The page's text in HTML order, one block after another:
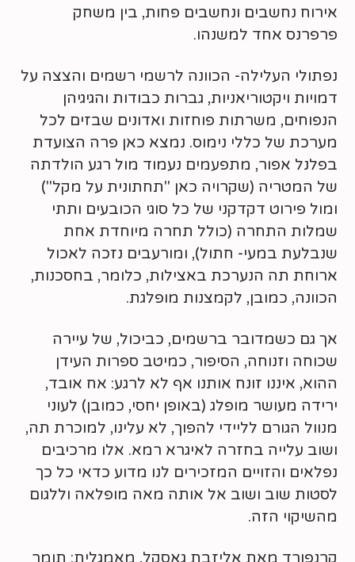
אירוח נחשבים ונחשבים פחות, בין משחק
פרפרנס אחד למשנהו.
נפתולי העלילה- הכוונה לרשמי רשמים והצצה על
דמויות ויקטוריאניות, גברות כבודות והגיגיהן
הנפוחים, משרתות פוחזות ואדונים שבזים לכל
מערכת של כללי נימוס. נמצא כאן פרה הצועדת
בפלנל אפור, מתפעמים נעמוד מול רגע הולדתה
של המטריה (שקרויה כאן "תחתונית על מקל")
ומול פירוט דקדקני של כל סוגי הכובעים ותתי
שמלות התחרה (כולל תחרה מיוחדת אחת
שנבלעת במעי- חתול), ומורעבים נזכה לאכול
ארוחת תה הנערכת באצילות, כלומר, בחסכנות,
הכוונה, כמובן, לקמצנות מופלגת.
אך גם כשמדובר ברשמים, כביכול, של עיירה
שכוחה וזנוחה, הסיפור, כמיטב ספרות העידן
ההוא, איננו זונח אותנו אף לא לרגע: אח אובד,
ירידה מעושר מופלג (באופן יחסי, כמובן) לעוני
מנוול הגורם לליידי להפוך, לא עלינו, למוכרת תה,
ושוב עלייה בחזרה לאיגרא רמא. אלו מרכיבים
נפלאים והזויים המזכירים לנו מדוע כדאי כל כך
לסטות שוב ושוב אל אותה מאה מופלאה וללגום
מהשיקוי הזה.
קרנפורד מאת אליזבת גאסקל, מאמגלית: תומר